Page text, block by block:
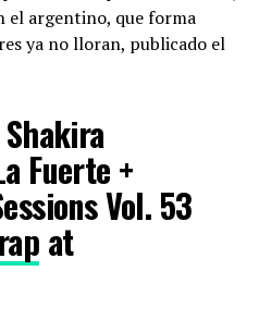
el argentino, que forma
ya no lloran, publicado el
Fuerte +
Vol. 53
at